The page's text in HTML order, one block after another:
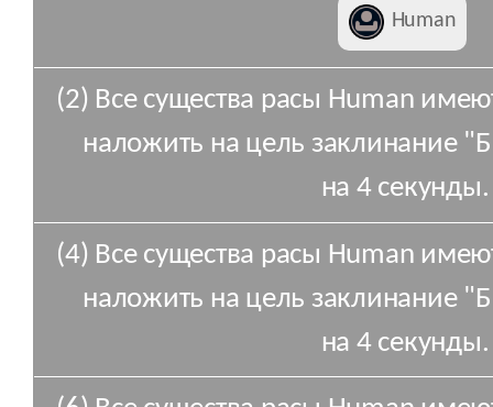
Human
(2) Все существа расы Human
наложить на цель заклинание
на 4 секунды.
(4) Все существа расы Human
наложить на цель заклинание
на 4 секунды.